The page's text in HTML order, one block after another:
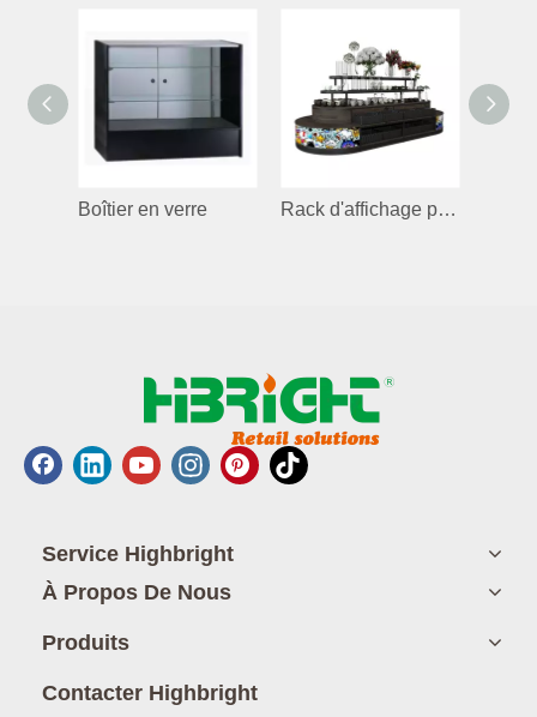
Boîtier en verre Rack d'affichage pour tasses
Service Highbright
À Propos De Nous
Produits
Contacter Highbright